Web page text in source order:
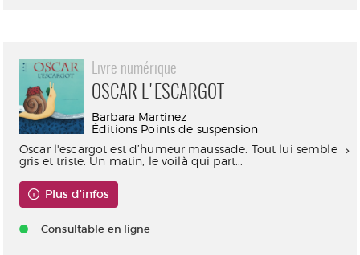
Livre numérique
OSCAR L'ESCARGOT
Barbara Martinez
Éditions Points de suspension
Oscar l'escargot est d’humeur maussade. Tout lui semble
gris et triste. Un matin, le voilà qui part...
Plus d'infos
Consultable en ligne